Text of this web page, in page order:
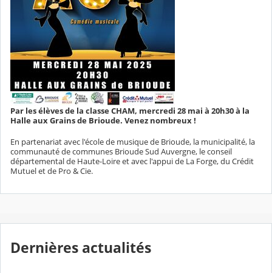
Par les élèves de la classe CHAM, mercredi 28 mai à 20h30 à la
Halle aux Grains de Brioude. Venez nombreux !
En partenariat avec l'école de musique de Brioude, la municipalité, la
communauté de communes Brioude Sud Auvergne, le conseil
départemental de Haute-Loire et avec l'appui de La Forge, du Crédit
Mutuel et de Pro & Cie.
Dernières actualités